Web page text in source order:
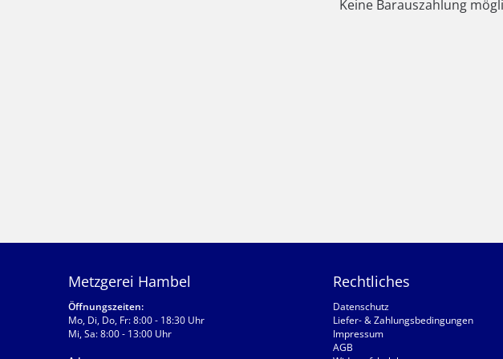
Keine Barauszahlung
Rechtliches
Datenschutz
Liefer- & Zahlungsbedingungen
Impressum
AGB
Metzgerei Hambel
Öffnungszeiten:
Mo, Di, Do, Fr: 8:00 - 18:30 Uhr
Mi, Sa: 8:00 - 13:00 Uhr